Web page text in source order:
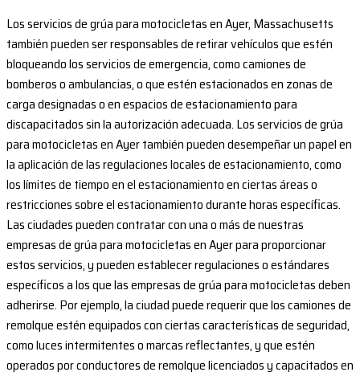
Los servicios de grúa para motocicletas en Ayer, Massachusetts
también pueden ser responsables de retirar vehículos que estén
bloqueando los servicios de emergencia, como camiones de
bomberos o ambulancias, o que estén estacionados en zonas de
carga designadas o en espacios de estacionamiento para
discapacitados sin la autorización adecuada. Los servicios de grúa
para motocicletas en Ayer también pueden desempeñar un papel en
la aplicación de las regulaciones locales de estacionamiento, como
los límites de tiempo en el estacionamiento en ciertas áreas o
restricciones sobre el estacionamiento durante horas específicas.
Las ciudades pueden contratar con una o más de nuestras
empresas de grúa para motocicletas en Ayer para proporcionar
estos servicios, y pueden establecer regulaciones o estándares
específicos a los que las empresas de grúa para motocicletas deben
adherirse. Por ejemplo, la ciudad puede requerir que los camiones de
remolque estén equipados con ciertas características de seguridad,
como luces intermitentes o marcas reflectantes, y que estén
operados por conductores de remolque licenciados y capacitados en